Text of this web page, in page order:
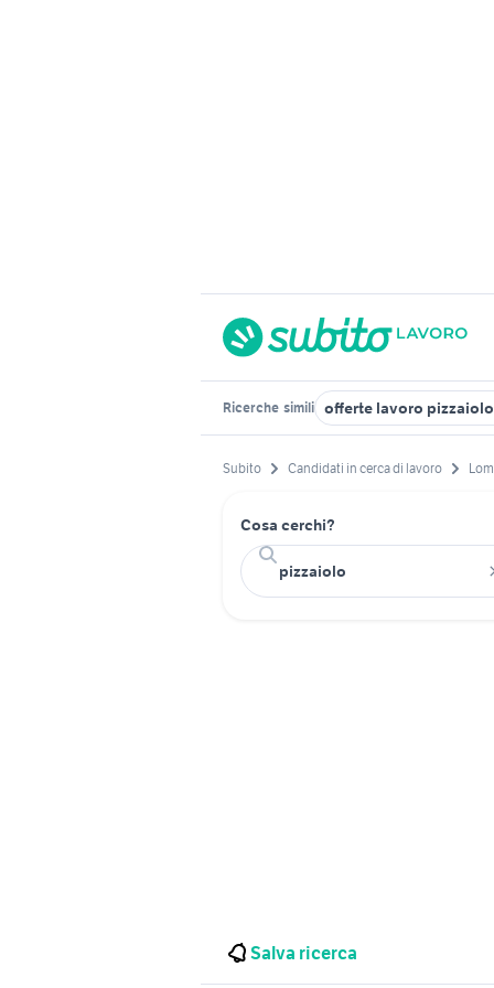
Ricerche simili offerte lavoro
Subito Candidati in cerca di lavoro
Cosa cerchi?
Salva ricerca